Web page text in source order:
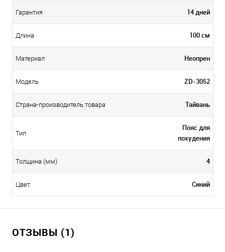
Гарантия 14 дней
Длина 100 см
Материал Неопрен
Модель ZD-3052
Страна-производитель товара Тайвань
Тип
Пояс для
похудения
Толщина (мм) 4
Цвет Синий
ОТЗЫВЫ (1)